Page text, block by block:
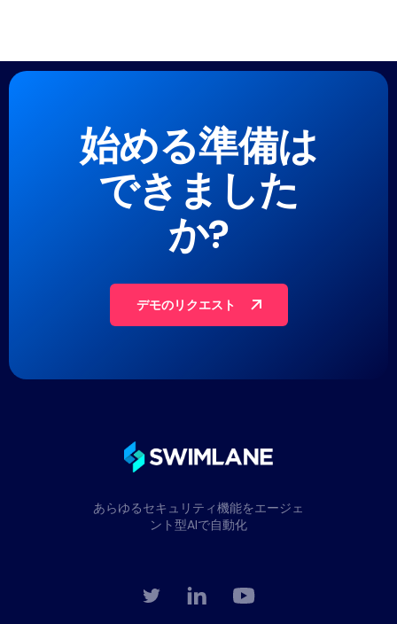
始める準備は
できました
か?
デモのリクエスト
あらゆるセキュリティ機能をエージェ
ント型AIで自動化